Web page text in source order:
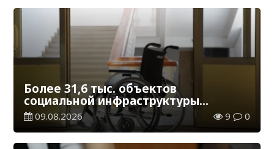
Более 31,6 тыс. объектов
социальной инфраструктуры
адаптированы для лиц с
инвалидностью
09.08.2026 9 0